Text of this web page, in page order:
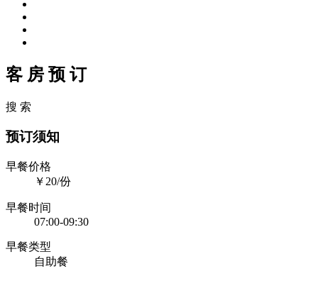
客 房 预 订
搜 索
预订须知
早餐价格
￥20/份
早餐时间
07:00-09:30
早餐类型
自助餐